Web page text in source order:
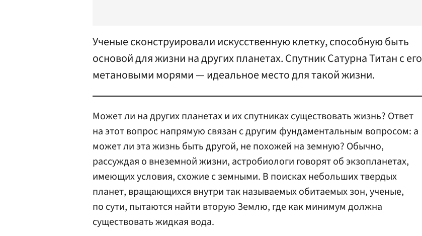
Ученые сконструировали искусственную клетку, способную быть
основой для жизни на других планетах. Спутник Сатурна Титан с его
метановыми морями — идеальное место для такой жизни.
Может ли на других планетах и их спутниках существовать жизнь? Ответ
на этот вопрос напрямую связан с другим фундаментальным вопросом: а
может ли эта жизнь быть другой, не похожей на земную? Обычно,
рассуждая о внеземной жизни, астробиологи говорят об экзопланетах,
имеющих условия, схожие с земными. В поисках небольших твердых
планет, вращающихся внутри так называемых обитаемых зон, ученые,
по сути, пытаются найти вторую Землю, где как минимум должна
существовать жидкая вода.